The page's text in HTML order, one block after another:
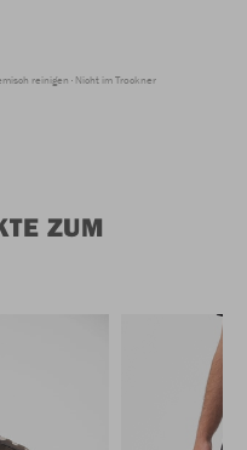
reinigen Nicht im Trockner
ZUM